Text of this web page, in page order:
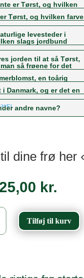
er Tørst, og hvilken
Tørst, og hvilken farve
levesteder i
slags jordbund
jorden til at så Tørst,
så frøene for det
en toårig
Danmark, og er det en
andre navne?
dine frø her
25,00 kr.
Tilføj til kurv